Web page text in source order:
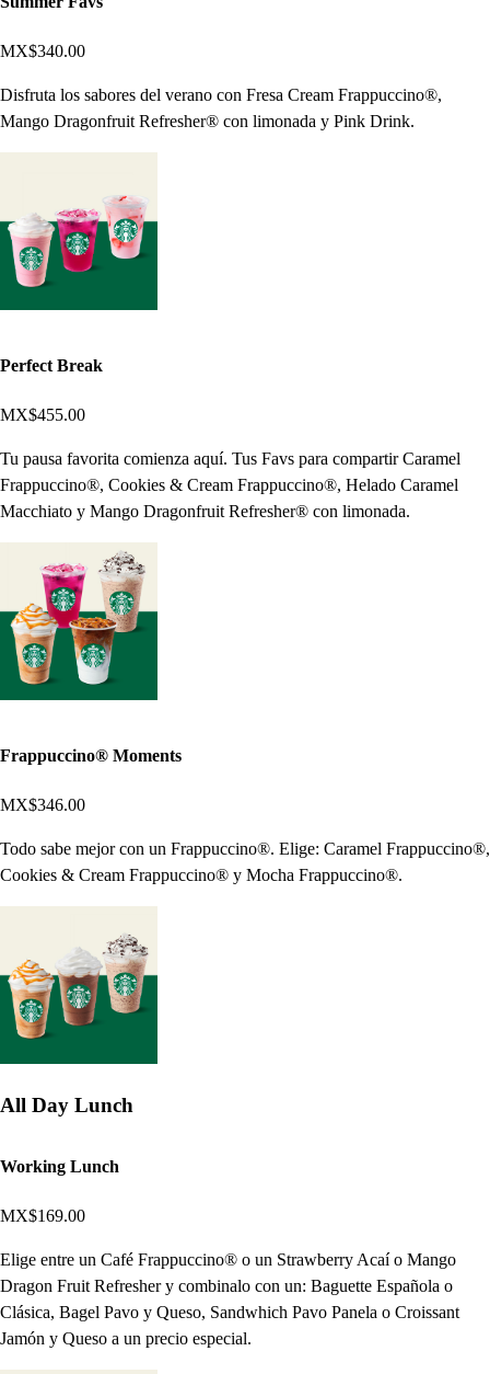
MX$340.00
Disfruta los sabores del verano con Fresa Cream Frappuccino®,
Mango Dragonfruit Refresher® con limonada y Pink Drink.
Perfect Break
MX$455.00
Tu pausa favorita comienza aquí. Tus Favs para compartir Caramel
Frappuccino®, Cookies & Cream Frappuccino®, Helado Caramel
Macchiato y Mango Dragonfruit Refresher® con limonada.
Frappuccino® Moments
MX$346.00
Todo sabe mejor con un Frappuccino®. Elige: Caramel Frappuccino®,
Cookies & Cream Frappuccino® y Mocha Frappuccino®.
All Day Lunch
Working Lunch
MX$169.00
Elige entre un Café Frappuccino® o un Strawberry Acaí o Mango
Dragon Fruit Refresher y combinalo con un: Baguette Española o
Clásica, Bagel Pavo y Queso, Sandwhich Pavo Panela o Croissant
Jamón y Queso a un precio especial.